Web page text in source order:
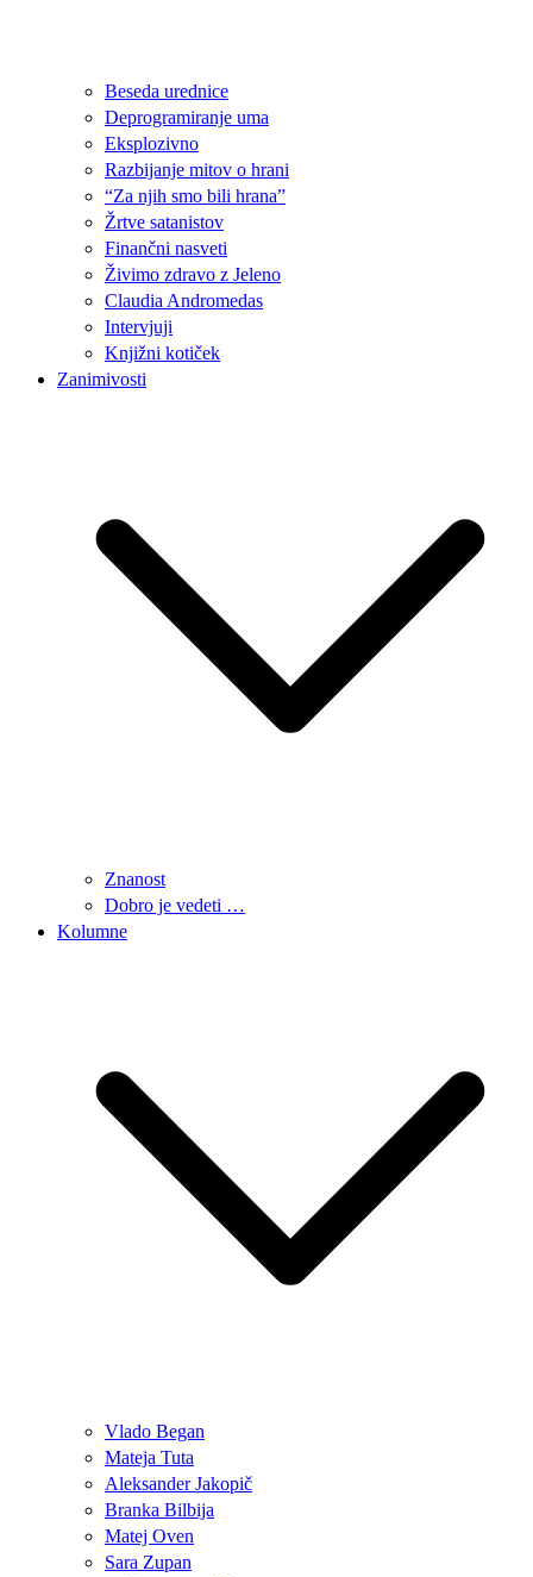
Beseda urednice
Deprogramiranje uma
Eksplozivno
Razbijanje mitov o hrani
“Za njih smo bili hrana”
Žrtve satanistov
Finančni nasveti
Živimo zdravo z Jeleno
Claudia Andromedas
Intervjuji
Knjižni kotiček
Zanimivosti
Znanost
Dobro je vedeti …
Kolumne
Vlado Began
Mateja Tuta
Aleksander Jakopič
Branka Bilbija
Matej Oven
Sara Zupan